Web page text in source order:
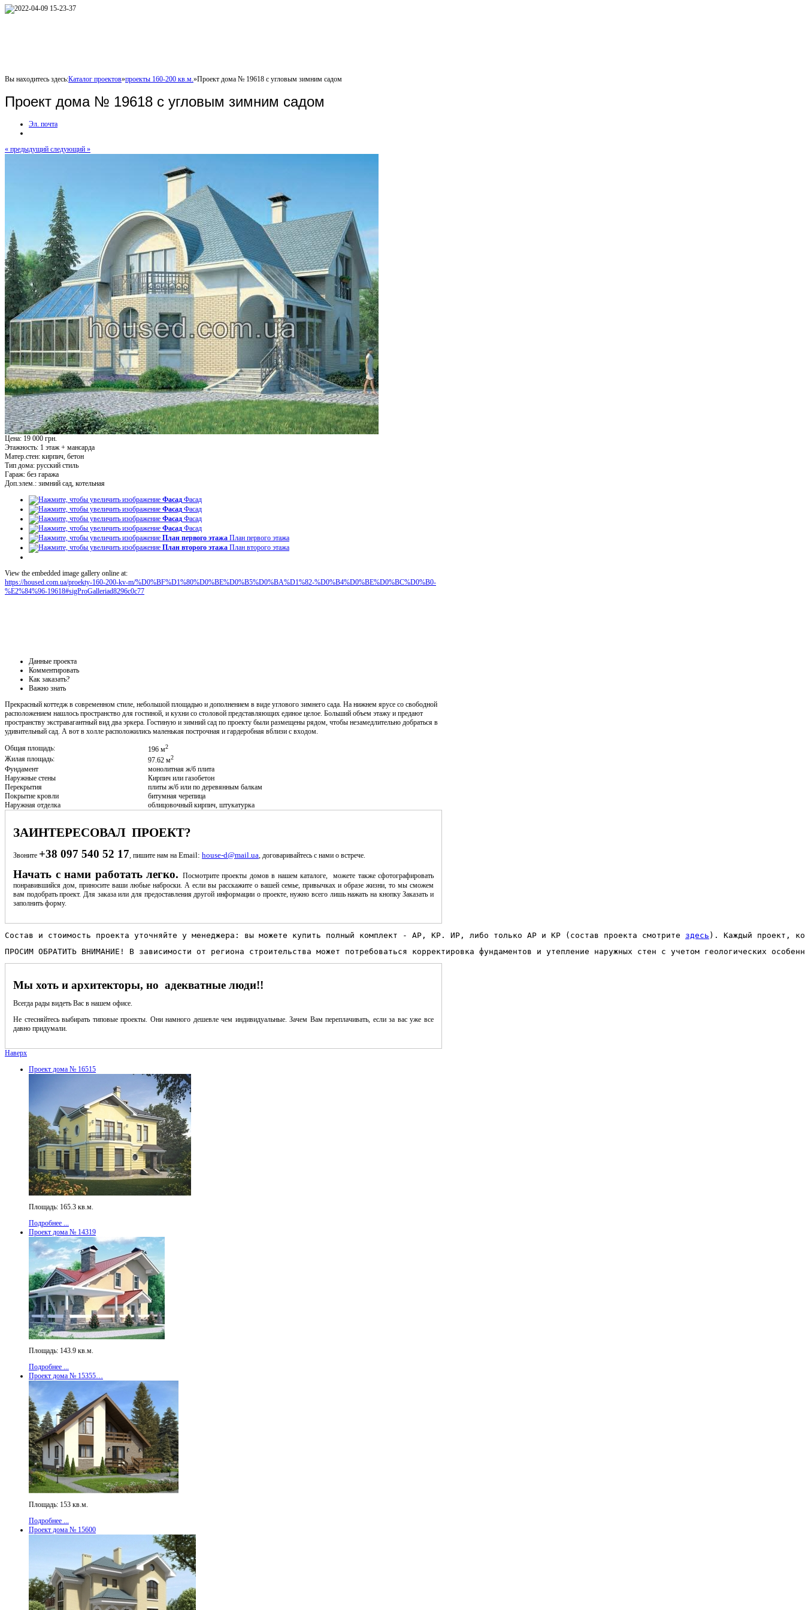
Вы находитесь здесь:Каталог проектов»проекты 160-200 кв.м. »Проект дома № 19618 с угловым зимним садом
Проект дома № 19618 с угловым зимним садом
Эл. почта
« предыдущий следующий »
Цена: 19 000 грн.
Этажность: 1 этаж + мансарда
Матер.стен: кирпич, бетон
Тип дома: русский стиль
Гараж: без гаража
Доп.элем.: зимний сад, котельная
Фасад Фасад
Фасад Фасад
Фасад Фасад
Фасад Фасад
План первого этажа План первого этажа
План второго этажа План второго этажа
View the embedded image gallery online at:
https://housed.com.ua/proekty-160-200-kv-m/%D0%BF%D1%80%D0%BE%D0%B5%D0%BA%D1%82-%D0%B4%D0%BE%D0%BC%D0%B0-
%E2%84%96-19618#sigProGalleriad8296c0c77
Данные проекта
Комментировать
Как заказать?
Важно знать
Прекрасный коттедж в современном стиле, небольшой площадью и дополнением в виде углового зимнего сада. На нижнем ярусе со свободной
расположением нашлось пространство для гостиной, и кухни со столовой представляющих единое целое. Больший объем этажу и предают
пространству экстравагантный вид два эркера. Гостиную и зимний сад по проекту были размещены рядом, чтобы незамедлительно добраться в
удивительный сад. А вот в холле расположились маленькая построчная и гардеробная вблизи с входом.
Общая площадь:
196 м2
Жилая площадь: 97.62 м2
Фундамент
монолитная ж/б плита
Наружные стены
Кирпич или газобетон
Перекрытия
плиты ж/б или по деревянным балкам
Покрытие кровли
битумная черепица
Наружная отделка
облицовочный кирпич, штукатурка
ЗАИНТЕРЕСОВАЛ ПРОЕКТ?
Звоните +38 097 540 52 17 , пишите нам на Email: house-d@mail.ua , договаривайтесь с нами о встрече.
Начать с нами работать легко. Посмотрите проекты домов в нашем каталоге, можете также сфотографировать
понравившийся дом, приносите ваши любые наброски. А если вы расскажите о вашей семье, привычках и образе жизни, то мы сможем
вам подобрать проект. Для заказа или для предоставления другой информации о проекте, нужно всего лишь нажать на кнопку Заказать и
заполнить форму.
Состав и стоимость проекта уточняйте у менеджера: вы можете купить полный комплект - АР, КР. ИР, либо только АР и КР (состав проекта смотрите здесь ). Каждый проект,
ПРОСИМ ОБРАТИТЬ ВНИМАНИЕ! В зависимости от региона строительства может потребоваться корректировка фундаментов и утепление наружных стен с учетом геологических
Мы хоть и архитекторы, но адекватные люди!!
Всегда рады видеть Вас в нашем офисе.
Не стесняйтесь выбирать типовые проекты. Они намного дешевле чем индивидуальные. Зачем Вам переплачивать, если за вас уже все
давно придумали.
Наверх
Проект дома № 16515
Площадь: 165.3 кв.м.
Подробнее ...
Проект дома № 14319
Площадь: 143.9 кв.м.
Подробнее ...
Проект дома № 15355…
Площадь: 153 кв.м.
Подробнее ...
Проект дома № 15600